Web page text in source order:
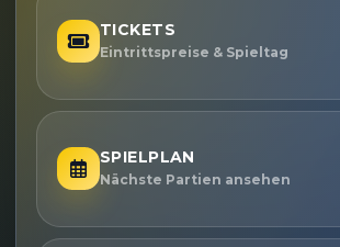
TICKETS
Eintrittspreise & Spieltag
SPIELPLAN
Nächste Partien ansehen